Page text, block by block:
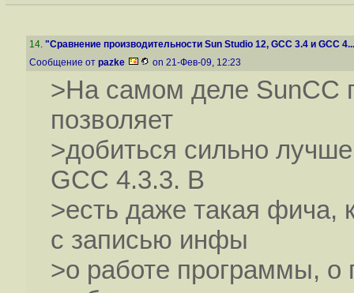
14. "Сравнение производительности Sun Studio 12, GCC 3.4 и GCC
Сообщение от pazke on 21-Фев-09, 12:23
>На самом деле SunCC
позволяет
>добиться сильно
GCC 4.3.3. В
>есть даже такая фича,
с записью инфы
>о работе программы, о